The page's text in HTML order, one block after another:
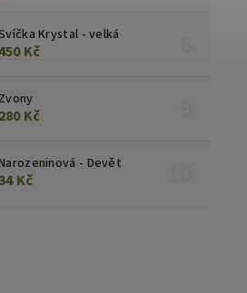
Krystal - velká
Kč
Zvony
280 Kč
- Devět
Kč